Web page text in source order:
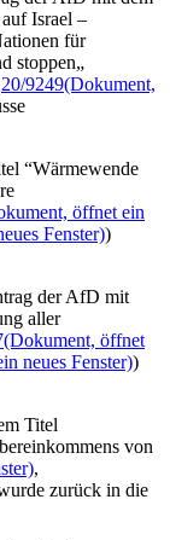
Israel –
für
stoppen„
20/9249(Dokument,
“Wärmewende
öffnet ein
Fenster))
der AfD mit
aller
(Dokument, öffnet
neues Fenster))
Titel
von
,
zurück in die